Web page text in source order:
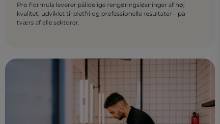
Pro Formula leverer pålidelige rengøringsløsninger af høj
kvalitet, udviklet til pletfri og professionelle resultater – på
tværs af alle sektorer.